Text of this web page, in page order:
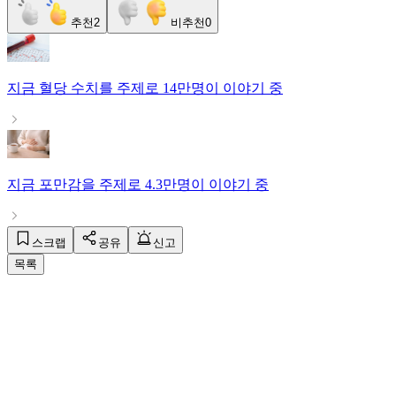
추천 2 비추천0
지금 혈당 수치 를 주제로 14만명이 이야기 중
지금 포만감을 주제로 4.3만명이 이야기 중
스크랩 공유
신고
목록